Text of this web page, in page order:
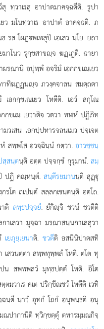
ทฺวาเรสุ อาปาตมาคจฺฉตีติ. รูปา
มโนทฺวาเร อาปาตํ อาคจฺฉติ. ภ
รส โผฏฺพฺเพสุปิ เอเสว นโย. ยถา
าโนว รุกฺขสาขฺจ ฆฏฺเฏติ. ฉายา
ณานิ อปุพฺพํ อจริมํ เอกกฺขเณเยว
ทิฆฏฺฏนฺจ ภวงฺคจาลน สมตฺถตา
เอกกฺขเณเยว โหตีติ. เอวํ สกุโณ
กฺขเณ เยวาติจ วตฺวา ทฬฺหํ ปฏิภิทฺ
วเสน เอกปฺปหารจลนเมว ปจฺเจต
สพฺพโส อวจฺฉินฺนํ กตฺวา. อาวชฺชนฺ
สฺสนฺตนฺติ อตฺต ปจฺจกฺขํ กุรุมานํ. สมฺ
ปฏิ คณฺหนฺตํ. สนฺตีรยมานนฺติ สุฏฺุ
รโต ถเปนฺตํ สลฺลกฺเขนฺตนฺติ อตฺโถ.
ติ ลทฺธปจฺจยํ. ยํกิฺจิ ชวนํ ชวตีติ
เลวา มุจฺฉา มรณาสนฺนกาเลสุวา
เยภุยฺเยนาติ. ชวตีติ อสนินิปาตสทิ
เสวนตฺตา สพฺพทุพฺพลํ โหติ. ตโต ทุ
สพฺพพลวํ มุทฺธปตฺตํ โหติ. อิโต
มวาเร คเต ปริกฺขีณชวํ โหตีติ เวทิ
นฺตึ นาวํ อุทกํ โถกํ อนุพนฺธติ อนุ
ณปากานีติ ทฺวิกฺขตฺตุํ ตทารมฺมณกิจฺ